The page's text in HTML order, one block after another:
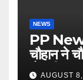
NEWS
PP News
चौहान ने
हो गयी वाह-
AUGUST